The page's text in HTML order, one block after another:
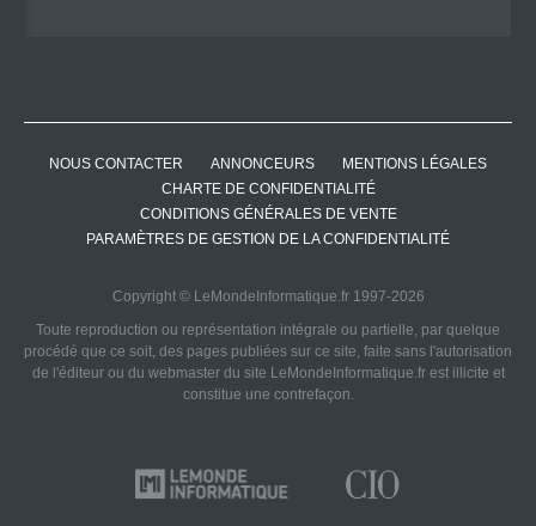
NOUS CONTACTER ANNONCEURS
MENTIONS LÉGALES
CHARTE DE CONFIDENTIALITÉ
CONDITIONS GÉNÉRALES DE VENTE
PARAMÈTRES DE GESTION DE LA CONFIDENTIALITÉ
Copyright © LeMondeInformatique.fr 1997-2026
Toute reproduction ou représentation intégrale ou partielle, par quelque
procédé que ce soit, des pages publiées sur ce site, faite sans l'autorisation
de l'éditeur ou du webmaster du site LeMondeInformatique.fr est illicite et
constitue une contrefaçon.